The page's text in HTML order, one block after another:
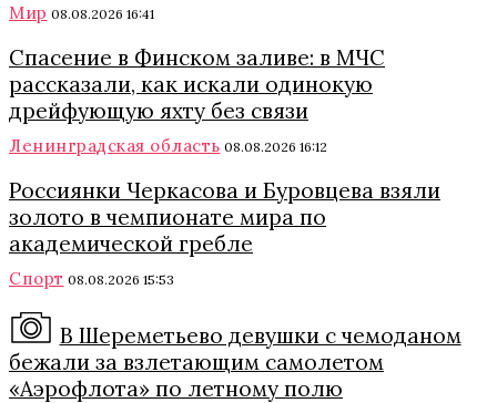
Мир 08.08.2026 16:41
Спасение в Финском заливе: в МЧС
рассказали, как искали одинокую
дрейфующую яхту без связи
Ленинградская область 08.08.2026 16:12
Россиянки Черкасова и Буровцева взяли
золото в чемпионате мира по
академической гребле
Спорт 08.08.2026 15:53
В Шереметьево девушки с чемоданом
бежали за взлетающим самолетом
«Аэрофлота» по летному полю